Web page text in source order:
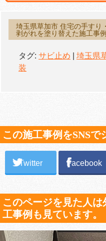
埼玉県草加市 住宅の手すり
剥がれを塗り替えた施工事
タグ: サビ止め 埼玉県
装
この施工事例をSNSで
Twitter Facebook
このページを見た人
工事例も見ています。